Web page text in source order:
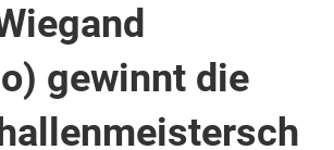
gewinnt die